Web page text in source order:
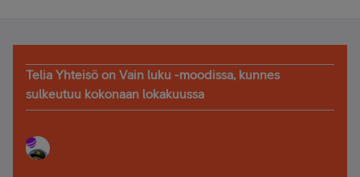
Telia Yhteisö on Vain luku -moodissa, kunnes
sulkeutuu kokonaan lokakuussa